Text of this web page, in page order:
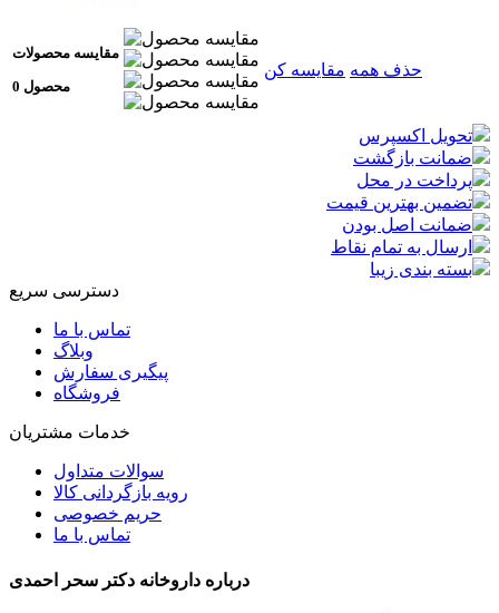
مقایسه محصولات
0 محصول
حذف همه مقایسه کن
تحویل اکسپرس
ضمانت بازگشت
پرداخت در محل
تضمین بهترین قیمت
ضمانت اصل بودن
ارسال به تمام نقاط
بسته بندی زیبا
دسترسی سریع
تماس با ما
وبلاگ
پیگیری سفارش
فروشگاه
خدمات مشتریان
سوالات متداول
رویه بازگردانی کالا
حریم خصوصی
تماس با ما
درباره داروخانه دکتر سحر احمدی